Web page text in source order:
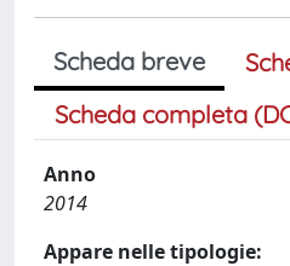
Scheda breve
Scheda completa
Anno
2014
Appare nelle tipologie: